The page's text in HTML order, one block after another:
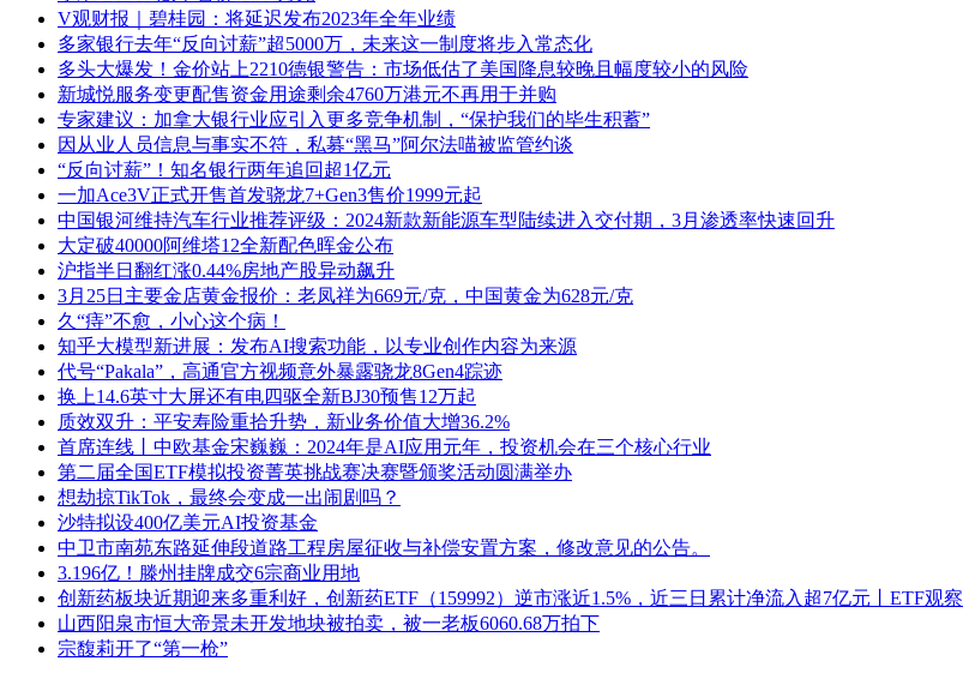
V观财报｜碧桂园：将延迟发布2023年全年业绩
多家银行去年“反向讨薪”超5000万，未来这一制度将步入常态化
多头大爆发！金价站上2210德银警告：市场低估了美国降息较晚且幅度较小的风险
新城悦服务变更配售资金用途剩余4760万港元不再用于并购
专家建议：加拿大银行业应引入更多竞争机制，“保护我们的毕生积蓄”
因从业人员信息与事实不符，私募“黑马”阿尔法喵被监管约谈
“反向讨薪”！知名银行两年追回超1亿元
一加Ace3V正式开售首发骁龙7+Gen3售价1999元起
中国银河维持汽车行业推荐评级：2024新款新能源车型陆续进入交付期，3月渗透率快速回升
大定破40000阿维塔12全新配色晖金公布
沪指半日翻红涨0.44%房地产股异动飙升
3月25日主要金店黄金报价：老凤祥为669元/克，中国黄金为628元/克
久“痔”不愈，小心这个病！
知乎大模型新进展：发布AI搜索功能，以专业创作内容为来源
代号“Pakala”，高通官方视频意外暴露骁龙8Gen4踪迹
换上14.6英寸大屏还有电四驱全新BJ30预售12万起
质效双升：平安寿险重拾升势，新业务价值大增36.2%
首席连线丨中欧基金宋巍巍：2024年是AI应用元年，投资机会在三个核心行业
第二届全国ETF模拟投资菁英挑战赛决赛暨颁奖活动圆满举办
想劫掠TikTok，最终会变成一出闹剧吗？
沙特拟设400亿美元AI投资基金
中卫市南苑东路延伸段道路工程房屋征收与补偿安置方案，修改意见的公告。
3.196亿！滕州挂牌成交6宗商业用地
创新药板块近期迎来多重利好，创新药ETF（159992）逆市涨近1.5%，近三日累计净流入超7亿元丨ETF观察
山西阳泉市恒大帝景未开发地块被拍卖，被一老板6060.68万拍下
宗馥莉开了“第一枪”